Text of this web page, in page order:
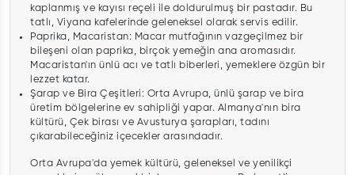
kaplanmış ve kayısı reçeli ile doldurulmuş bir pastadır. Bu
tatlı, Viyana kafelerinde geleneksel olarak servis edilir.
Paprika, Macaristan: Macar mutfağının vazgeçilmez bir
bileşeni olan paprika, birçok yemeğin ana aromasıdır.
Macaristan'ın ünlü acı ve tatlı biberleri, yemeklere özgün bir
lezzet katar.
Şarap ve Bira Çeşitleri: Orta Avrupa, ünlü şarap ve bira
üretim bölgelerine ev sahipliği yapar. Almanya'nın bira
kültürü, Çek birası ve Avusturya şarapları, tadını
çıkarabileceğiniz içecekler arasındadır.
Orta Avrupa'da yemek kültürü, geleneksel ve yenilikçi